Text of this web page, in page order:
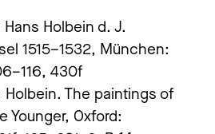
Holbein d. J.
1515–1532, München:
430f
The paintings of
Younger, Oxford: